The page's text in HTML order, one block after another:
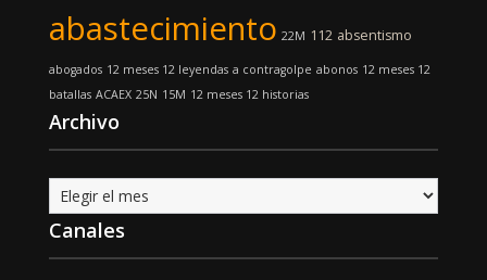
abastecimiento 22M 112 absentismo
abogados 12 meses 12 leyendas a contragolpe abonos 12 meses 12
batallas ACAEX 25N 15M 12 meses 12 historias
Archivo
Archivo
Canales